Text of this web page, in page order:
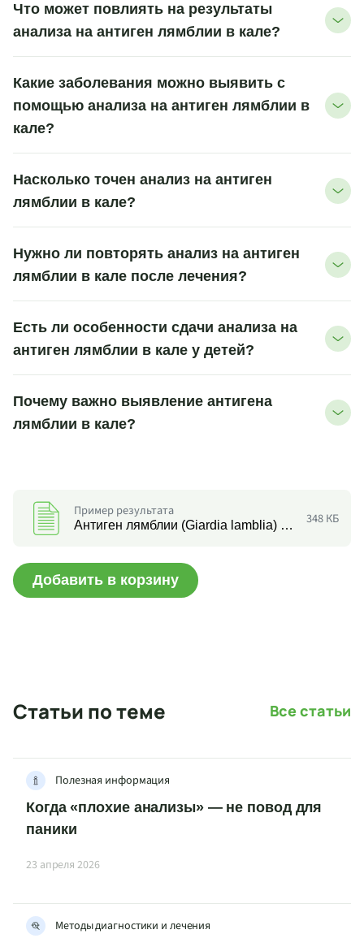
Что может повлиять на результаты
анализа на антиген лямблии в кале?
Какие заболевания можно выявить с
помощью анализа на антиген лямблии в
кале?
Насколько точен анализ на антиген
лямблии в кале?
Нужно ли повторять анализ на антиген
лямблии в кале после лечения?
Есть ли особенности сдачи анализа на
антиген лямблии в кале у детей?
Почему важно выявление антигена
лямблии в кале?
Пример результата
Антиген лямблии (Giardia lamblia) в кале 348 КБ
Добавить в корзину
Статьи по теме Все статьи
Полезная информация
Когда «плохие анализы» — не повод для
паники
23 апреля 2026
Методы диагностики и лечения